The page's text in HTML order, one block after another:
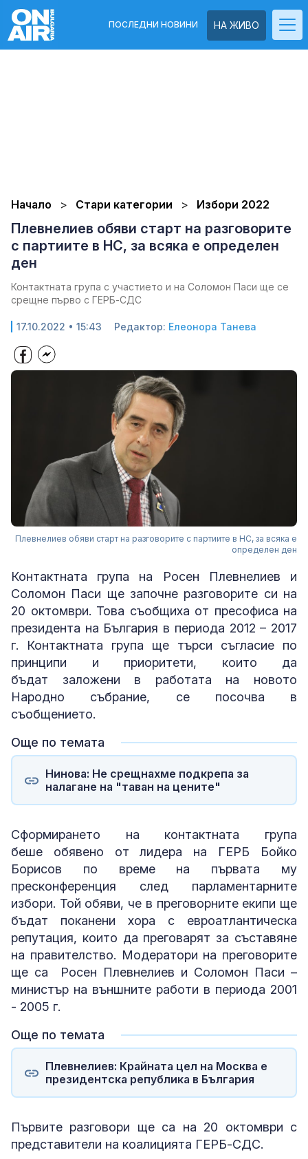
НА ЖИВО
ПОСЛЕДНИ НОВИНИ
Начало Стари категории Избори 2022
Плевнелиев обяви старт на разговорите
с партиите в НС, за всяка е определен
ден
Контактната група с участието и на Соломон Паси ще се
срещне първо с ГЕРБ-СДС
17.10.2022 • 15:43 Редактор: Елеонора Танева
Плевнелиев обяви старт на разговорите с партиите в НС, за всяка е
определен ден
Контактната група на Росен Плевнелиев и
Соломон Паси ще започне разговорите си на
20 октомври. Това съобщиха от пресофиса на
президента на България в периода 2012 – 2017
г. Контактната група ще търси съгласие по
принципи и приоритети, които да
бъдат заложени в работата на новото
Народно събрание, се посочва в
съобщението.
Още по темата
Нинова: Не срещнахме подкрепа за
налагане на "таван на цените"
Сформирането на контактната група
беше обявено от лидера на ГЕРБ Бойко
Борисов по време на първата му
пресконференция след парламентарните
избори. Той обяви, че в преговорните екипи ще
бъдат поканени хора с евроатлантическа
репутация, които да преговарят за съставяне
на правителство. Модератори на преговорите
ще са Росен Плевнелиев и Соломон Паси –
министър на външните работи в периода 2001
- 2005 г.
Още по темата
Плевнелиев: Крайната цел на Москва е
президентска република в България
Първите разговори ще са на 20 октомври с
представители на коалицията ГЕРБ-СДС.